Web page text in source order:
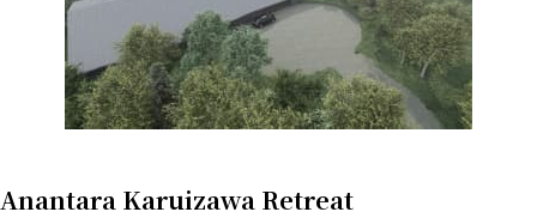
Anantara Karuizawa Retreat